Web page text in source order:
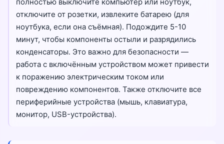
отключите от розетки, извлеките батарею (для
ноутбука, если она съёмная). Подождите 5-10
минут, чтобы компоненты остыли и разрядились
конденсаторы. Это важно для безопасности —
работа с включённым устройством может привести
к поражению электрическим током или
повреждению компонентов. Также отключите все
периферийные устройства (мышь, клавиатура,
монитор, USB-устройства).